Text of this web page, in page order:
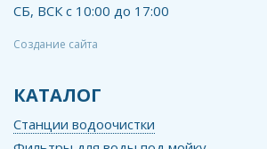
СБ, ВСК с 10:00 до 17:00
Создание сайта
КАТАЛОГ
Станции водоочистки